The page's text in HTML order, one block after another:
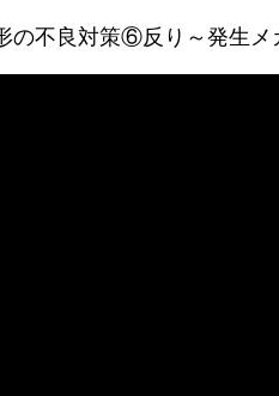
の不良対策⑥反り～発生メ